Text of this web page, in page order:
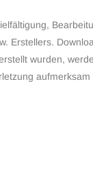
Erstellers.
wurden,